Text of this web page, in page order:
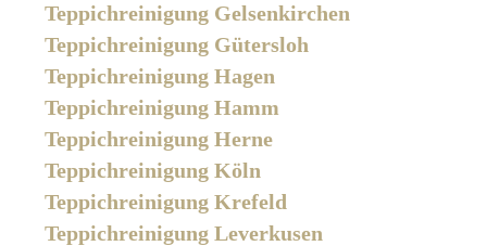
Teppichreinigung Gelsenkirchen
Teppichreinigung Gütersloh
Teppichreinigung Hagen
Teppichreinigung Hamm
Teppichreinigung Herne
Teppichreinigung Köln
Teppichreinigung Krefeld
Teppichreinigung Leverkusen